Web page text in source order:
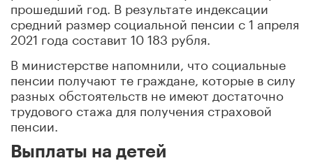
прошедший год. В результате индексации
средний размер социальной пенсии с 1 апреля
2021 года составит 10 183 рубля.
В министерстве напомнили, что социальные
пенсии получают те граждане, которые в силу
разных обстоятельств не имеют достаточно
трудового стажа для получения страховой
пенсии.
Выплаты на детей